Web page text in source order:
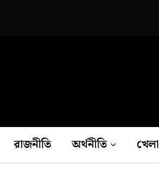
রাজনীতি অর্থনীতি খেলা